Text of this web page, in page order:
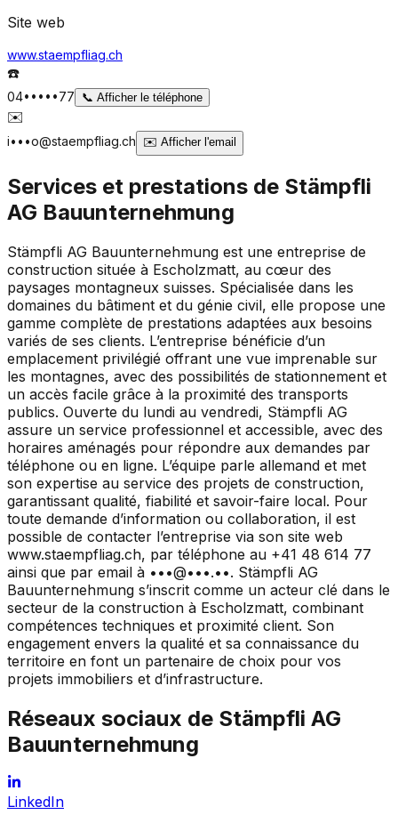
Site web
www.staempfliag.ch
☎️
04•••••77 📞 Afficher le téléphone
✉️
i•••o@staempfliag.ch ✉️ Afficher l'email
Services et prestations de Stämpfli
AG Bauunternehmung
Stämpfli AG Bauunternehmung est une entreprise de
construction située à Escholzmatt, au cœur des
paysages montagneux suisses. Spécialisée dans les
domaines du bâtiment et du génie civil, elle propose une
gamme complète de prestations adaptées aux besoins
variés de ses clients. L’entreprise bénéficie d’un
emplacement privilégié offrant une vue imprenable sur
les montagnes, avec des possibilités de stationnement et
un accès facile grâce à la proximité des transports
publics. Ouverte du lundi au vendredi, Stämpfli AG
assure un service professionnel et accessible, avec des
horaires aménagés pour répondre aux demandes par
téléphone ou en ligne. L’équipe parle allemand et met
son expertise au service des projets de construction,
garantissant qualité, fiabilité et savoir-faire local. Pour
toute demande d’information ou collaboration, il est
possible de contacter l’entreprise via son site web
www.staempfliag.ch, par téléphone au +41 48 614 77
ainsi que par email à •••@•••.••. Stämpfli AG
Bauunternehmung s’inscrit comme un acteur clé dans le
secteur de la construction à Escholzmatt, combinant
compétences techniques et proximité client. Son
engagement envers la qualité et sa connaissance du
territoire en font un partenaire de choix pour vos
projets immobiliers et d’infrastructure.
Réseaux sociaux de Stämpfli AG
Bauunternehmung
LinkedIn